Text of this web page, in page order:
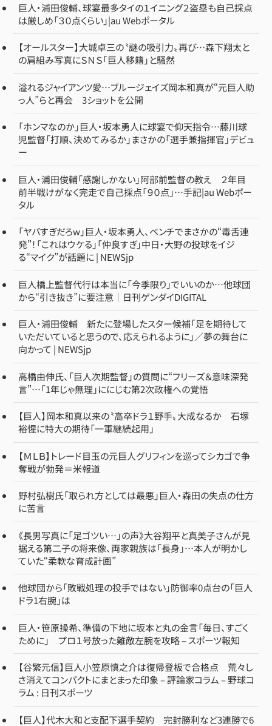
巨人・浦田俊輔、球宴最多タイの１イニング２盗塁も自己採点
は厳しめ「３０点くらい」|au Webポータル
【オールスター】大城卓三の〝謎の吸引力〟再び…森下翔太と
の肩組み写真にＳＮＳ「巨人移籍」と騒然
溢れるジャイアンツ愛…ブルージェイズ岡本和真が“元巨人助
っ人”らと再会 3ショットを公開
「ホンマなのか」巨人・坂本勇人に球宴で仰天指令…藤川球
児監督「打順、決めてみるか」まさかの「選手兼指揮官」デビュ
ー
巨人・浦田俊輔「感謝しかない」阿部前監督の教え ２年目
前半戦けがなく完走で自己採点「９０点」…手記|au Webポー
タル
「ヤバすぎだろw」巨人・坂本勇人、ベンチでまさかの“毒舌連
発”！「これはウケる」「仲良すぎ」中日・大野の投球をイジ
る“マイク”が話題に | NEWSjp
巨人橋上監督代行は本当に「今季限り」でいいのか…他球団
から“引き抜き”に要注意｜日刊ゲンダイDIGITAL
巨人・浦田俊輔 新たに登場したスター候補「足を期待して
いただいていると思うので、応えられるように」／夢の舞台に
向かって | NEWSjp
高橋由伸氏、「巨人次期監督」の質問に“フリーズ＆意味深発
言”…「1年じゃ無理」ににじむ第2次政権への覚悟
【巨人】岡本和真以来の〝高卒ドラ１野手〟大成なるか 石塚
裕惺に特大の期待「一軍継続起用」
【ＭＬＢ】トレード目玉の元巨人グリフィンを巡ってシカゴで争
奪戦が勃発＝米報道
野村弘樹氏「取られ方としては最悪」巨人・森田の失点の仕方
に苦言
《長男写真に「足ゴツい…」の声》大谷翔平と真美子さんが見
据える第二子の将来像、両家親族は「長身」…本人が明かし
ていた“柔軟な育成計画”
他球団から「敗戦処理の投手ではない」防御率0点台の「巨人
ドラ1右腕」は
巨人・笹原操希、準備の下地に坂本と丸の金言「毎日、すごく
ために」 プロ１号放った難敵左腕を攻略 – スポーツ報知
【谷繁元信】巨人小笠原慎之介は復帰登板で合格点 荒々し
さ消えてコンパクトにまとまった印象 – 評論家コラム – 野球コ
ラム : 日刊スポーツ
【巨人】代木大和と支配下選手契約 完封勝利など3連勝で6